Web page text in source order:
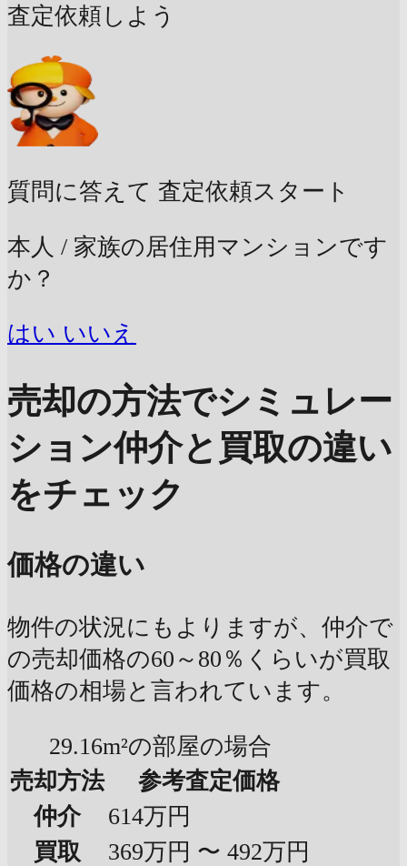
査定依頼しよう
質問に答えて 査定依頼スタート
本人 / 家族の居住用マンションです
か？
はい いいえ
売却の方法でシミュレー
ション仲介と買取の違い
をチェック
価格の違い
物件の状況にもよりますが、仲介で
の売却価格の60～80％くらいが買取
価格の相場と言われています。
29.16m²の部屋の場合
売却方法
参考査定価格
仲介
614万円
買取
369万円 〜 492万円